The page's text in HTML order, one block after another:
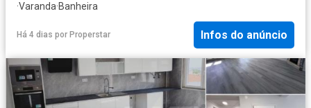
·Varanda·Banheira
Há 4 dias por Properstar Infos do anúncio